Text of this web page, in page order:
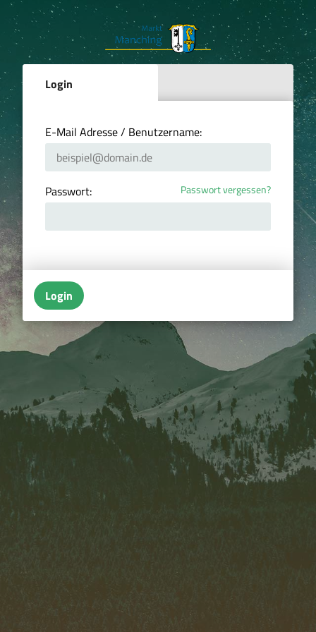
Login
E-Mail Adresse / Benutzername:
Passwort: Passwort vergessen?
Login